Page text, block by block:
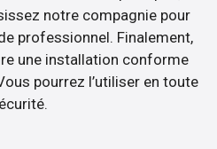
notre compagnie pour
professionnel. Finalement,
une installation conforme
pourrez l’utiliser en toute